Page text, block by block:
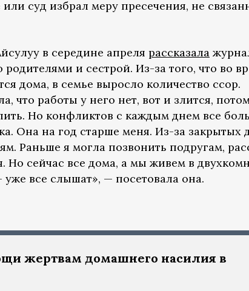
суд избрал меру пресечения, не
в середине апреля рассказала
и сестрой. Из-за того, что во
дома, в семье выросло количество ссор.
что работы у него нет, вот и злится,
Но конфликтов с каждым днем все
Она на год старше меня. Из-за закрытых
Раньше я могла позвонить подругам,
Но сейчас все дома, а мы живем в
все слышат», — посетовала она.
жертвам домашнего насилия в